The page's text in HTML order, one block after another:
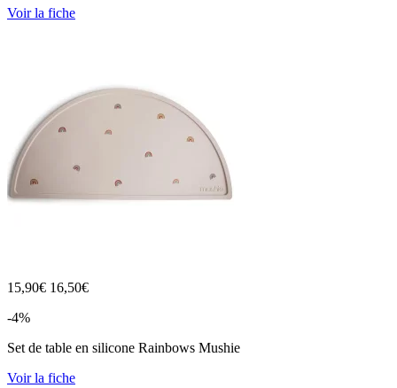
Voir la fiche
15,90€ 16,50€
-4%
Set de table en silicone Rainbows Mushie
Voir la fiche